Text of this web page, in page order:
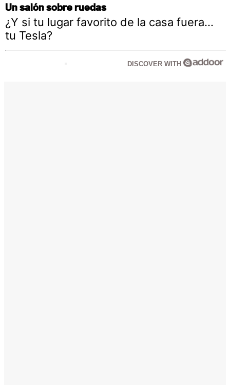
Un salón sobre ruedas
¿Y si tu lugar favorito de la casa fuera…
tu Tesla?
DISCOVER WITH